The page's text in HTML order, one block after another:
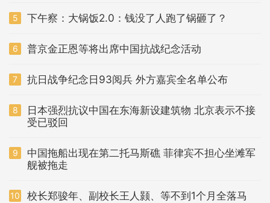
5 下午察：大锅饭2.0：钱没了人跑了锅砸了？
6 普京金正恩等将出席中国抗战纪念活动
7 抗日战争纪念日93阅兵 外方嘉宾全名单公布
8
日本强烈抗议中国在东海新设建筑物 北京表示不接
受已驳回
9
中国拖船出现在第二托马斯礁 菲律宾不担心坐滩军
舰被拖走
10 校长郑骏年、副校长王人颢、等不到1个月全落马